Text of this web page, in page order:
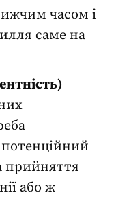
часом і
саме на
потенційний
прийняття
або ж